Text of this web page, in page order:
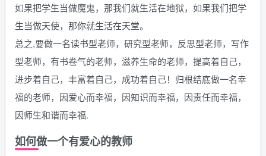
如果把学生当做魔鬼，那我们就生活在地狱，如果我们把学
生当做天使，那你就生活在天堂。
总之,要做一名读书型老师，研究型老师，反思型老师，写作
型老师，有书卷气的老师，滋养生命的老师，提高着自己，
进步着自己，丰富着自己，成功着自己！归根结底做一名幸
福的老师，因爱心而幸福，因知识而幸福，因责任而幸福，
因师生和谐而幸福.
如何做一个有爱心的教师